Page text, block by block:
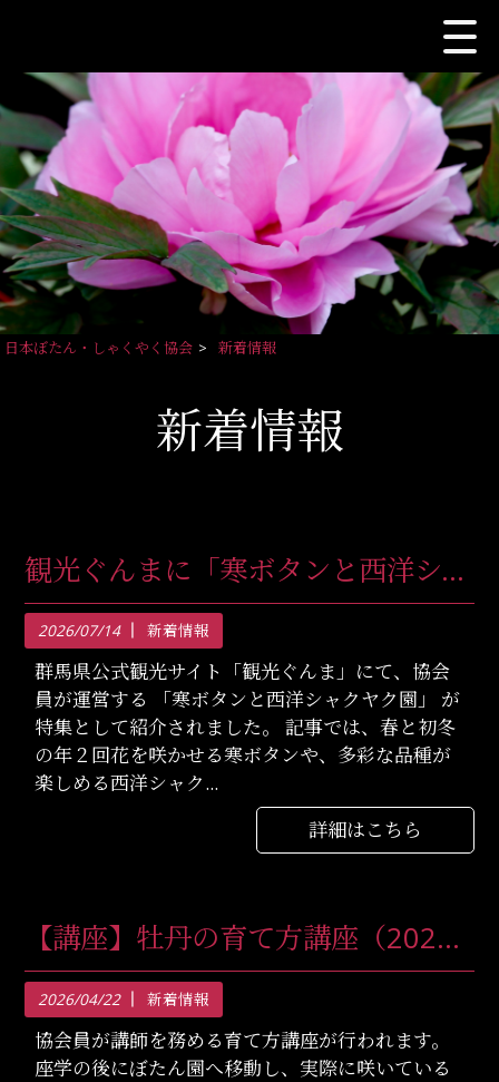
日本ぼたん・しゃくやく協会 > 新着情報
新着情報
観光ぐんまに「寒ボタンと西洋シャクヤク園」が紹介されました
2026/07/14 新着情報
群馬県公式観光サイト「観光ぐんま」にて、協会
員が運営する 「寒ボタンと西洋シャクヤク園」 が
特集として紹介されました。 記事では、春と初冬
の年２回花を咲かせる寒ボタンや、多彩な品種が
楽しめる西洋シャク...
詳細はこちら
【講座】牡丹の育て方講座（2026年4月26日（日）：東京都町田市）
2026/04/22 新着情報
協会員が講師を務める育て方講座が行われます。
座学の後にぼたん園へ移動し、実際に咲いている